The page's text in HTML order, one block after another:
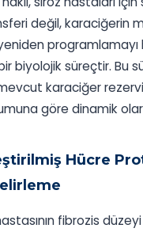
değil, karaciğerin
biyolojik süreçtir. Bu
karaciğer
göre dinamik
Hücre
fibrozis